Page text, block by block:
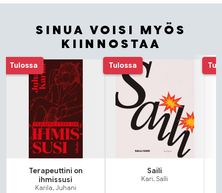
SINUA VOISI MYÖS
KIINNOSTAA
Tuoteluettelon alku
Tulossa
Terapeuttini on
ihmissusi
Karila, Juhani
Tulossa
Saili
Kari, Salli